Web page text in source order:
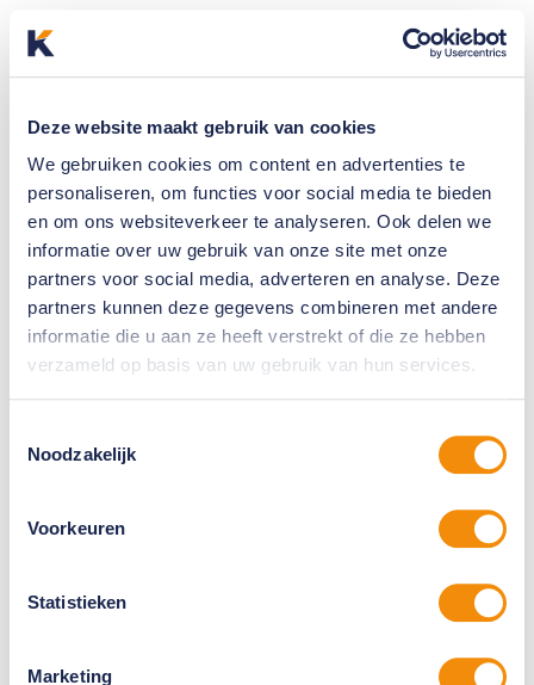
Deze website maakt gebruik van cookies
We gebruiken cookies om content en advertenties te
personaliseren, om functies voor social media te bieden
en om ons websiteverkeer te analyseren. Ook delen we
informatie over uw gebruik van onze site met onze
partners voor social media, adverteren en analyse. Deze
partners kunnen deze gegevens combineren met andere
informatie die u aan ze heeft verstrekt of die ze hebben
verzameld op basis van uw gebruik van hun services.
Noodzakelijk
Voorkeuren
Statistieken
Marketing